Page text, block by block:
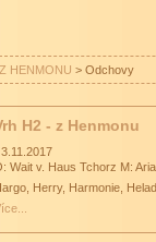
Z HENMONU > Odchovy
H2 - z Henmonu
Wait v. Haus Tchorz M:
Herry, Harmonie,